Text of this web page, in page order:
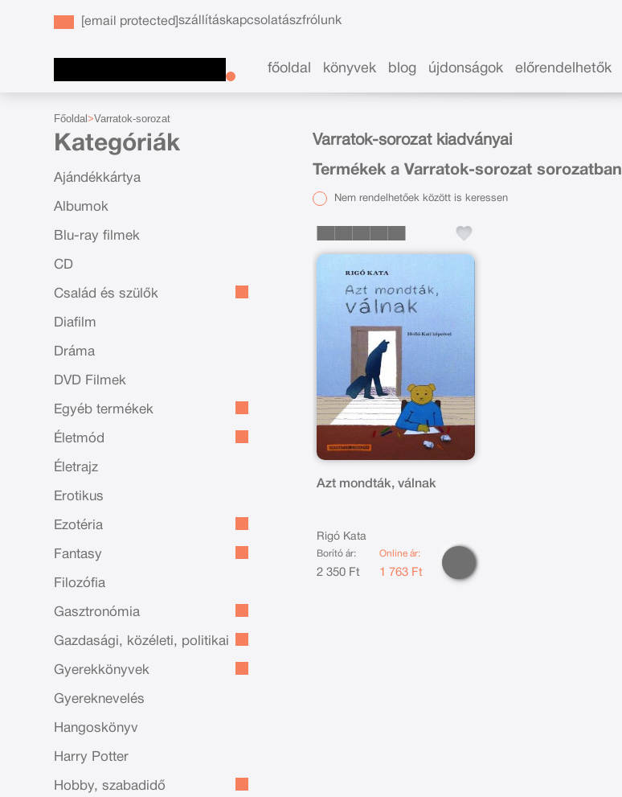
[email protected]szállításkapcsolatászfrólunk
főoldal könyvek blog újdonságok előrendelhetők
Főoldal Varratok-sorozat
Kategóriák
Ajándékkártya
Albumok
Blu-ray filmek
CD
Család és szülők
Diafilm
Dráma
DVD Filmek
Egyéb termékek
Életmód
Életrajz
Erotikus
Ezotéria
Fantasy
Filozófia
Gasztronómia
Gazdasági, közéleti, politikai
Gyerekkönyvek
Gyereknevelés
Hangoskönyv
Harry Potter
Hobby, szabadidő
Varratok-sorozat kiadványai
Termékek a Varratok-sorozat sorozatban
Nem rendelhetőek között is keressen
Azt mondták, válnak
Rigó Kata
Borító ár:
2 350 Ft
Online ár:
1 763 Ft